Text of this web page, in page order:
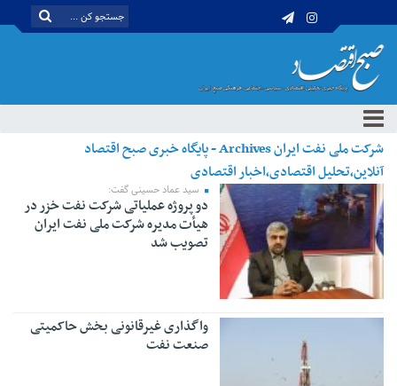
شرکت ملی نفت ایران Archives - پایگاه خبری صبح اقتصاد
آنلاین،تحلیل اقتصادی،اخبار اقتصادی
سید عماد حسینی گفت:
دو پروژه عملیاتی شرکت نفت خزر در
هیأت مدیره شرکت ملی نفت ایران
تصویب شد
واگذاری غیرقانونی بخش حاکمیتی
صنعت نفت